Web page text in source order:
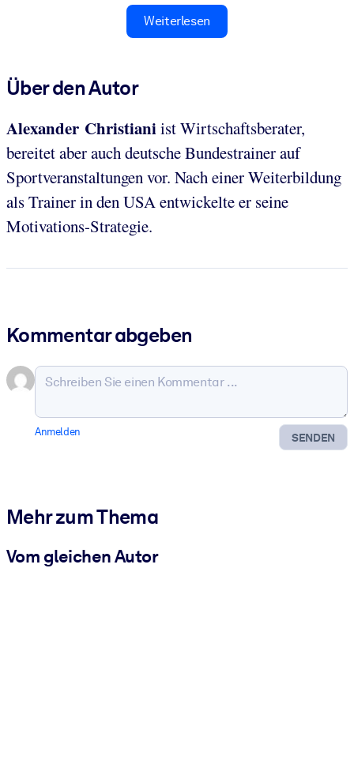
Weiterlesen
Über den Autor
Alexander Christianiist Wirtschaftsberater,
bereitet aber auch deutsche Bundestrainer auf
Sportveranstaltungen vor. Nach einer Weiterbildung
als Trainer in den USA entwickelte er seine
Motivations-Strategie.
Kommentar abgeben
SENDEN
Anmelden
Mehr zum Thema
Vom gleichen Autor